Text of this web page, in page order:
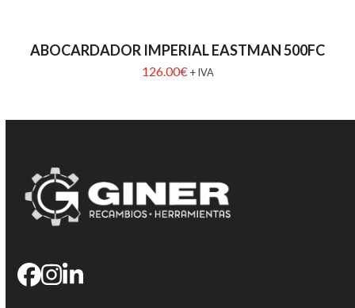
ABOCARDADOR IMPERIAL EASTMAN 500FC
126.00€ + IVA